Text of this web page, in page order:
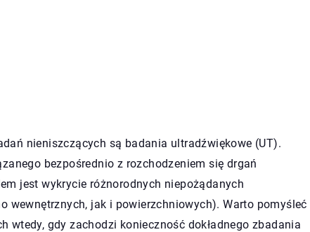
nieniszczących są badania ultradźwiękowe (UT).
bezpośrednio z rozchodzeniem się drgań
jest wykrycie różnorodnych niepożądanych
wewnętrznych, jak i powierzchniowych). Warto pomyśleć
wtedy, gdy zachodzi konieczność dokładnego zbadania